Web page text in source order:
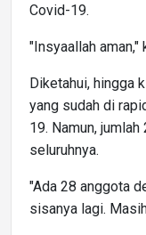
Covid-19.
"Insyaallah aman,"
Diketahui, hingga
yang sudah di
19. Namun,
seluruhnya.
"Ada 28 anggota
sisanya lagi.